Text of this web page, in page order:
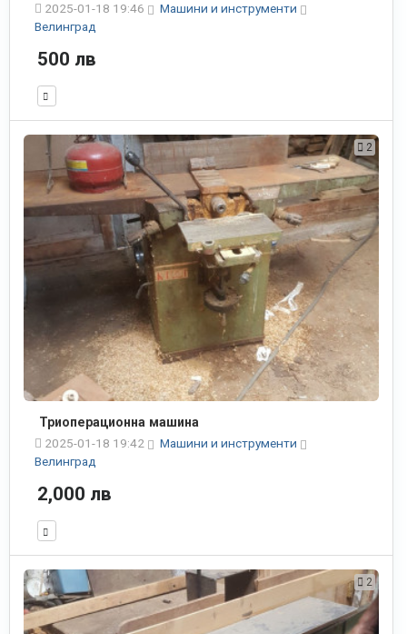
2025-01-18 19:46
Машини и инструменти
Велинград
500 лв
2
Триоперационна машина
2025-01-18 19:42
Машини и инструменти
Велинград
2,000 лв
2